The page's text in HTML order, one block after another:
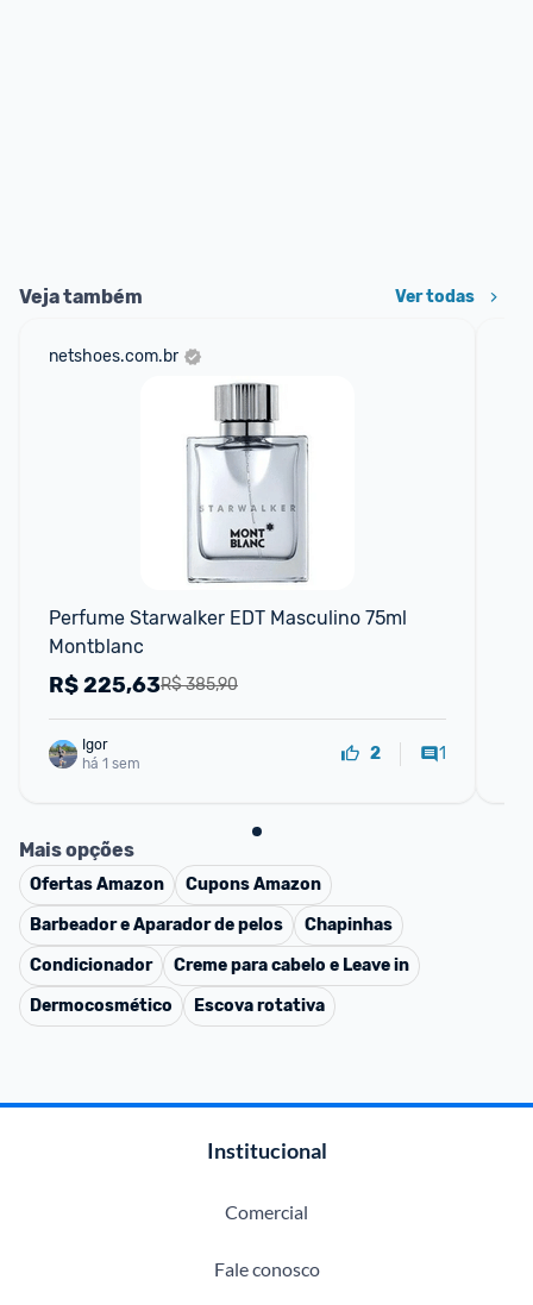
Veja também Ver todas
netshoes.com.br
Perfume Starwalker EDT Masculino 75ml
Montblanc
R$ 385,90
R$225,63
Igor
há 1 sem
2 1
Mais opções
OfertasAmazon CuponsAmazon
Barbeador e Aparador de pelos
Chapinhas
Condicionador
Creme para cabelo e Leave in
Dermocosmético
Escova rotativa
Institucional
Comercial
Fale conosco